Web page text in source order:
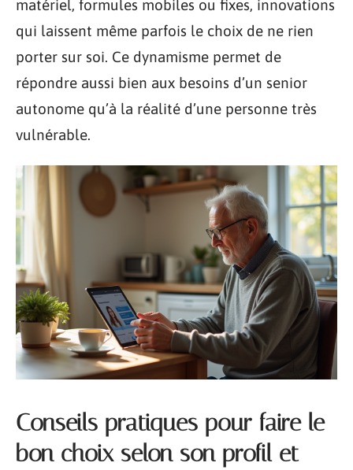
matériel, formules mobiles ou fixes, innovations
qui laissent même parfois le choix de ne rien
porter sur soi. Ce dynamisme permet de
répondre aussi bien aux besoins d’un senior
autonome qu’à la réalité d’une personne très
vulnérable.
Conseils pratiques pour faire le
bon choix selon son profil et